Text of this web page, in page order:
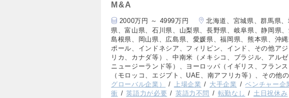
M&A
2000万円 ～ 4999万円
北海道、宮城県、群馬県
県、富山県、石川県、山梨県、長野県、岐阜県、静岡県
島根県、岡山県、広島県、愛媛県、福岡県、熊本県、沖
ポール、インドネシア、フィリピン、インド、その他ア
リカ、カナダ等）、中南米（メキシコ、ブラジル、アル
ニュージーランド等）、ヨーロッパ（イギリス、フラン
（モロッコ、エジプト、UAE、南アフリカ等）、その他
グローバル企業）
上場企業 大手企業 ベンチャー企
衝
英語力が必要 英語力不問 転勤なし 土日祝休み